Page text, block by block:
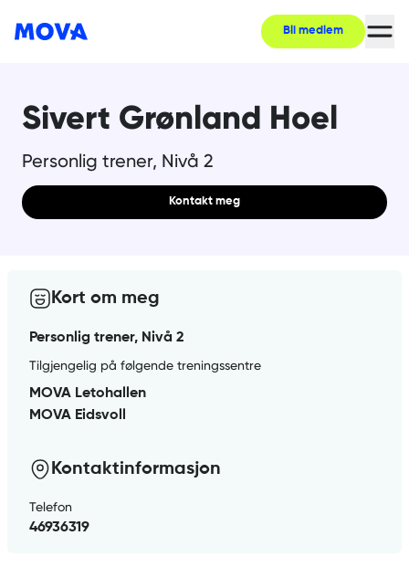
Bli medlem
Sivert Grønland Hoel
Personlig trener, Nivå 2
Kontakt meg
Kort om meg
Personlig trener, Nivå 2
Tilgjengelig på følgende treningssentre
MOVA Letohallen
MOVA Eidsvoll
Kontaktinformasjon
Telefon
46936319